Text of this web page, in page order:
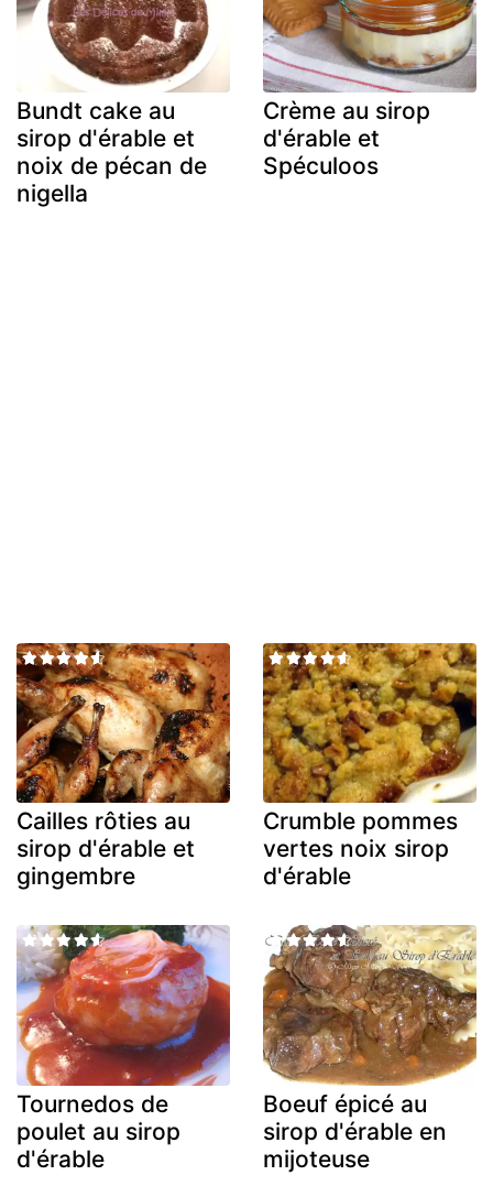
Bundt cake au
sirop d'érable et
noix de pécan de
nigella
Crème au sirop
d'érable et
Spéculoos
Cailles rôties au
sirop d'érable et
gingembre
Crumble pommes
vertes noix sirop
d'érable
Tournedos de
poulet au sirop
d'érable
Boeuf épicé au
sirop d'érable en
mijoteuse